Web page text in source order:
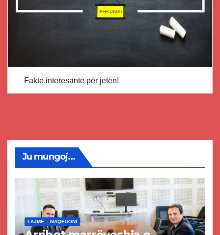
Fakte interesante për jetën!
Ju mungoj...
LAJME MAQEDONI